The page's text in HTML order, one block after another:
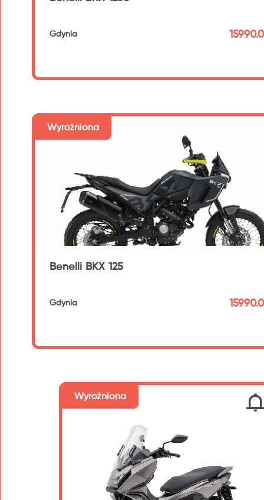
Gdynia
Wyróżniona
Benelli BKX 125
Gdynia
Wyróżniona